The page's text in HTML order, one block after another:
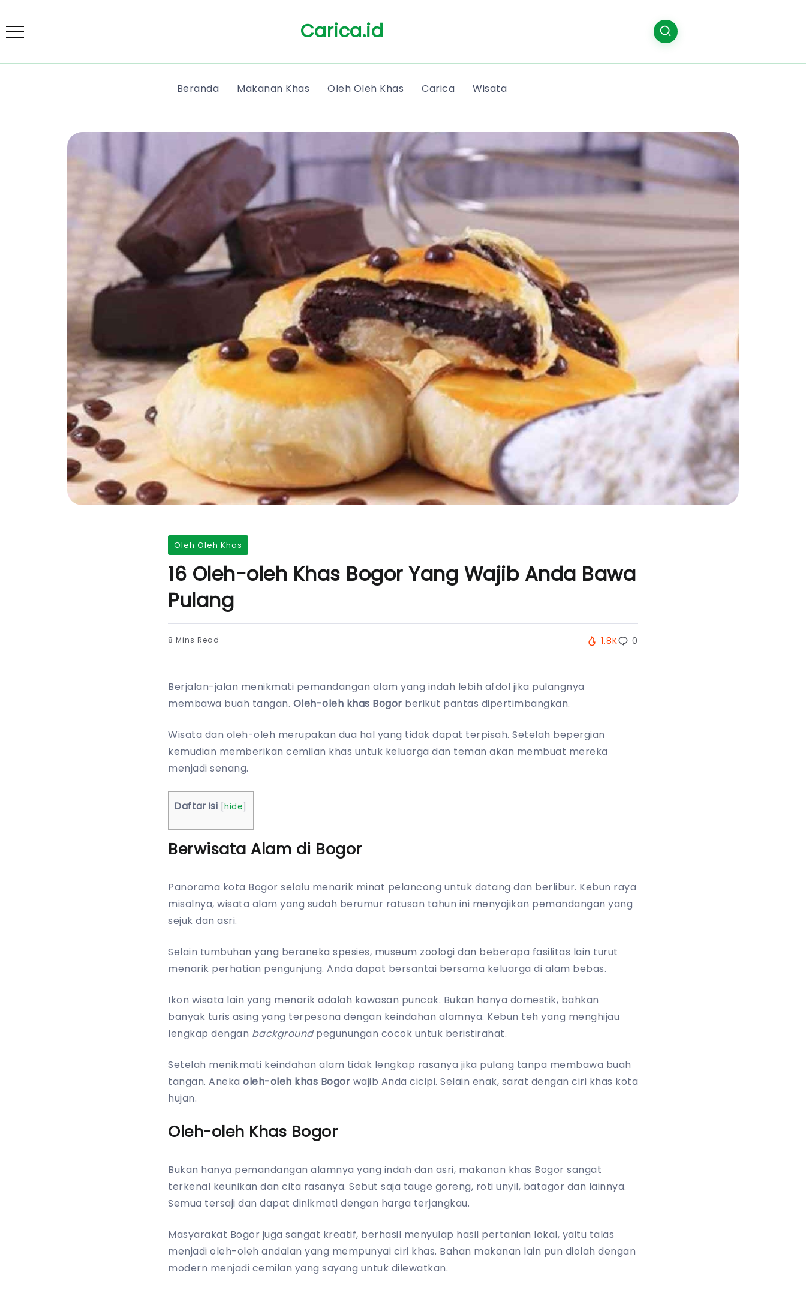
Carica.id
Beranda Makanan Khas Oleh Oleh Khas Carica Wisata
Oleh Oleh Khas
16 Oleh-oleh Khas Bogor Yang Wajib Anda Bawa
Pulang
8 Mins Read 1.8K 0
Berjalan-jalan menikmati pemandangan alam yang indah lebih afdol jika pulangnya
membawa buah tangan. Oleh-oleh khas Bogor berikut pantas dipertimbangkan.
Wisata dan oleh-oleh merupakan dua hal yang tidak dapat terpisah. Setelah bepergian
kemudian memberikan cemilan khas untuk keluarga dan teman akan membuat mereka
menjadi senang.
Daftar Isi [hide
Berwisata Alam di Bogor
Panorama kota Bogor selalu menarik minat pelancong untuk datang dan berlibur. Kebun raya
misalnya, wisata alam yang sudah berumur ratusan tahun ini menyajikan pemandangan yang
sejuk dan asri.
Selain tumbuhan yang beraneka spesies, museum zoologi dan beberapa fasilitas lain turut
menarik perhatian pengunjung. Anda dapat bersantai bersama keluarga di alam bebas.
Ikon wisata lain yang menarik adalah kawasan puncak. Bukan hanya domestik, bahkan
banyak turis asing yang terpesona dengan keindahan alamnya. Kebun teh yang menghijau
lengkap dengan backgroundpegunungan cocok untuk beristirahat.
Setelah menikmati keindahan alam tidak lengkap rasanya jika pulang tanpa membawa buah
tangan. Aneka oleh-oleh khas Bogor wajib Anda cicipi. Selain enak, sarat dengan ciri khas kota
hujan.
Oleh-oleh Khas Bogor
Bukan hanya pemandangan alamnya yang indah dan asri, makanan khas Bogor sangat
terkenal keunikan dan cita rasanya. Sebut saja tauge goreng, roti unyil, batagor dan lainnya.
Semua tersaji dan dapat dinikmati dengan harga terjangkau.
Masyarakat Bogor juga sangat kreatif, berhasil menyulap hasil pertanian lokal, yaitu talas
menjadi oleh-oleh andalan yang mempunyai ciri khas. Bahan makanan lain pun diolah dengan
modern menjadi cemilan yang sayang untuk dilewatkan.